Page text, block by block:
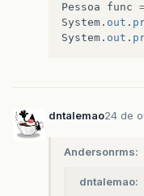
Pessoa func
System . out .
System . out .
dntalemao24 de
Andersonrms:
dntalemao: